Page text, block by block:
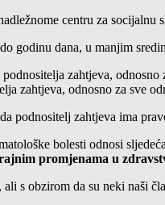
centru za
godinu dana, u manjim
zahtjeva, odnosno
zahtjeva, odnosno za sve
podnositelj zahtjeva ima
bolesti odnosi
promjenama u
s obzirom da su neki naši